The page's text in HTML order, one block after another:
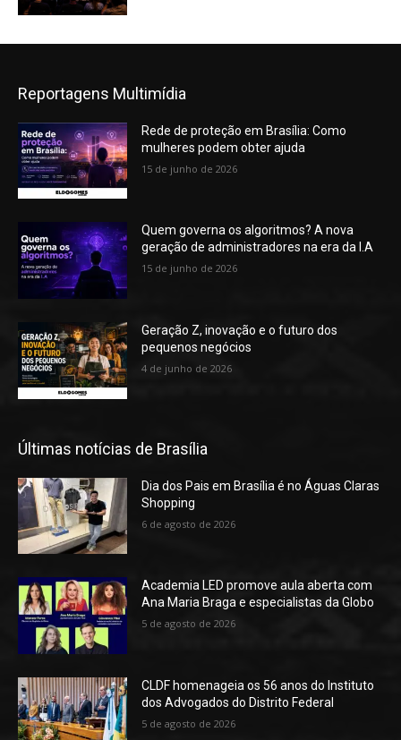
Reportagens Multimídia
Rede de proteção em Brasília: Como
mulheres podem obter ajuda
15 de junho de 2026
Quem governa os algoritmos? A nova
geração de administradores na era da I.A
15 de junho de 2026
Geração Z, inovação e o futuro dos
pequenos negócios
4 de junho de 2026
Últimas notícias de Brasília
Dia dos Pais em Brasília é no Águas Claras
Shopping
6 de agosto de 2026
Academia LED promove aula aberta com
Ana Maria Braga e especialistas da Globo
5 de agosto de 2026
CLDF homenageia os 56 anos do Instituto
dos Advogados do Distrito Federal
5 de agosto de 2026